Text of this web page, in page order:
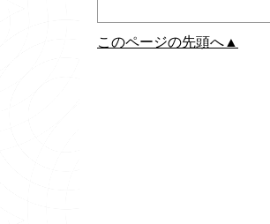
このページの先頭へ▲